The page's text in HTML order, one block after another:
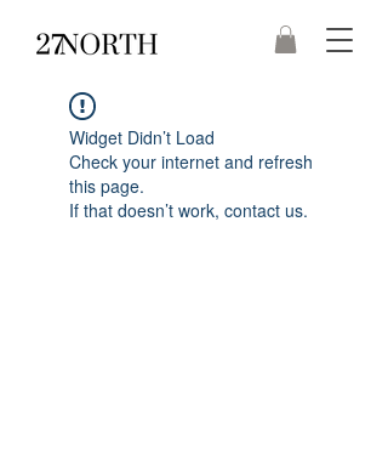
Widget Didn’t Load
Check your internet and refresh
this page.
If that doesn’t work, contact us.